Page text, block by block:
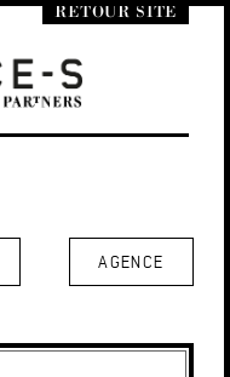
RETOUR SITE
AGENCE